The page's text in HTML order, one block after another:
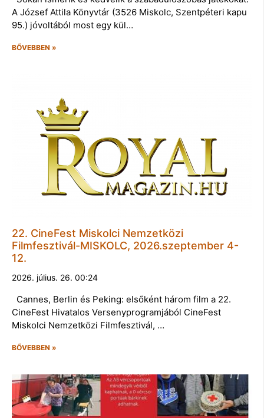
A József Attila Könyvtár (3526 Miskolc, Szentpéteri kapu
95.) jóvoltából most egy kül…
BŐVEBBEN »
22. CineFest Miskolci Nemzetközi
Filmfesztivál-MISKOLC, 2026.szeptember 4-
12.
2026. július. 26. 00:24
Cannes, Berlin és Peking: elsőként három film a 22.
CineFest Hivatalos Versenyprogramjából CineFest
Miskolci Nemzetközi Filmfesztivál, …
BŐVEBBEN »